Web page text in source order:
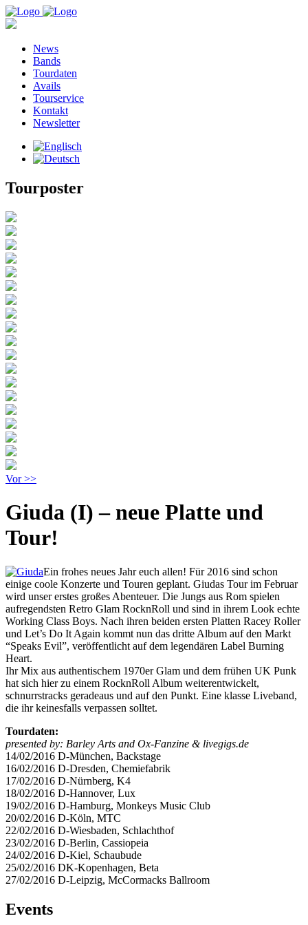
News
Bands
Tourdaten
Avails
Tourservice
Kontakt
Newsletter
Tourposter
Vor >>
Giuda (I) – neue Platte und
Tour!
Ein frohes neues Jahr euch allen! Für 2016 sind schon
einige coole Konzerte und Touren geplant. Giudas Tour im Februar
wird unser erstes großes Abenteuer. Die Jungs aus Rom spielen
aufregendsten Retro Glam RocknRoll und sind in ihrem Look echte
Working Class Boys. Nach ihren beiden ersten Platten Racey Roller
und Let’s Do It Again kommt nun das dritte Album auf den Markt
“Speaks Evil”, veröffentlicht auf dem legendären Label Burning
Heart.
Ihr Mix aus authentischem 1970er Glam und dem frühen UK Punk
hat sich hier zu einem RocknRoll Album weiterentwickelt,
schnurrstracks geradeaus und auf den Punkt. Eine klasse Liveband,
die ihr keinesfalls verpassen solltet.
Tourdaten:
presented by: Barley Arts and Ox-Fanzine & livegigs.de
14/02/2016 D-München, Backstage
16/02/2016 D-Dresden, Chemiefabrik
17/02/2016 D-Nürnberg, K4
18/02/2016 D-Hannover, Lux
19/02/2016 D-Hamburg, Monkeys Music Club
20/02/2016 D-Köln, MTC
22/02/2016 D-Wiesbaden, Schlachthof
23/02/2016 D-Berlin, Cassiopeia
24/02/2016 D-Kiel, Schaubude
25/02/2016 DK-Kopenhagen, Beta
27/02/2016 D-Leipzig, McCormacks Ballroom
Events